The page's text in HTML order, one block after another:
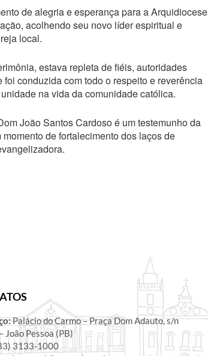
de alegria e esperança para a Arquidiocese
acolhendo seu novo líder espiritual e
local.
estava repleta de fiéis, autoridades
conduzida com todo o respeito e reverência
na vida da comunidade católica.
João Santos Cardoso é um testemunho da
de fortalecimento dos laços de
Palácio do Carmo – Praça Dom Adauto, s/n
João Pessoa (PB)
3133-1000